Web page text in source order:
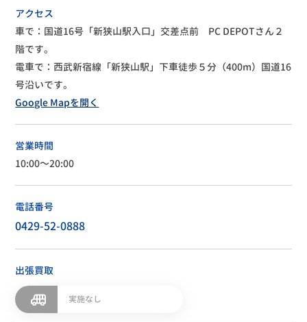
アクセス
車で：国道16号「新狭山駅入口」交差点前 PC DEPOTさん２
階です。
電車で：西武新宿線「新狭山駅」下車徒歩５分（400m）国道16
号沿いです。
Google Mapを開く
営業時間
10:00～20:00
電話番号
0429-52-0888
出張買取
実施なし